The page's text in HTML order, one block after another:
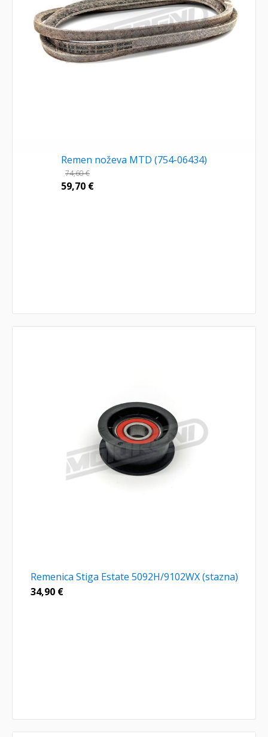
Remen noževa MTD (754-06434)
74,60€
59,70 €
Remenica Stiga Estate 5092H/9102WX (stazna)
34,90 €